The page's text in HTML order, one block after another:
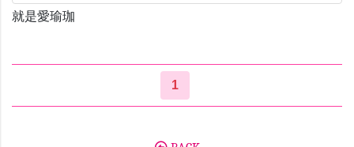
就是愛瑜珈
1